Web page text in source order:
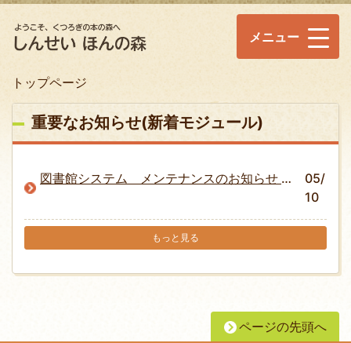
メニュー
トップページ
重要なお知らせ(新着モジュール)
図書館システム メンテナンスのお知らせ 2026年5月25日、26日、...
05/
10
もっと見る
ページの先頭へ